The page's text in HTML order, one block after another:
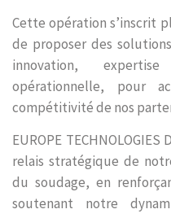
Cette opération s’inscrit
de proposer des
innovation,
opérationnelle, pour
compétitivité de nos
EUROPE
relais stratégique de
du soudage, en
soutenant notre